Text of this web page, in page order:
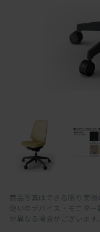
商品写真はできる限り実
使いのデバイス・モニタ
が異なる場合がございます。